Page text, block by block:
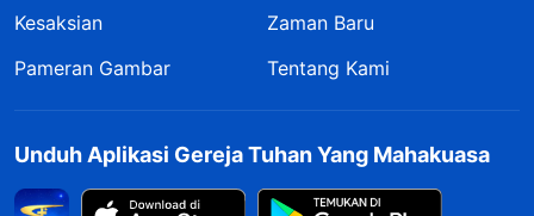
Kesaksian
Zaman Baru
Pameran Gambar
Tentang Kami
Unduh Aplikasi Gereja Tuhan Yang Mahakuasa